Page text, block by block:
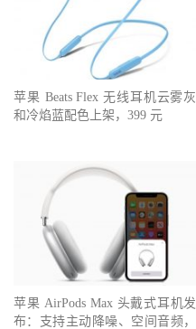
苹果 Beats Flex 无线耳机云雾灰
和冷焰蓝配色上架，399 元
苹果 AirPods Max 头戴式耳机发
布：支持主动降噪、空间音频，